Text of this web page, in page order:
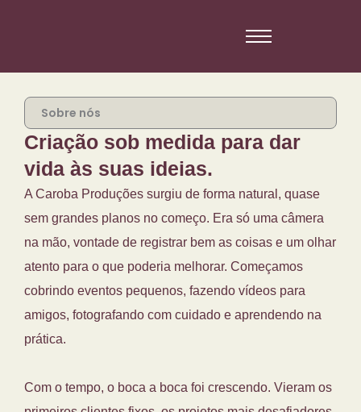
Sobre nós
Criação sob medida para dar
vida às suas ideias.
A Caroba Produções surgiu de forma natural, quase
sem grandes planos no começo. Era só uma câmera
na mão, vontade de registrar bem as coisas e um olhar
atento para o que poderia melhorar. Começamos
cobrindo eventos pequenos, fazendo vídeos para
amigos, fotografando com cuidado e aprendendo na
prática.
Com o tempo, o boca a boca foi crescendo. Vieram os